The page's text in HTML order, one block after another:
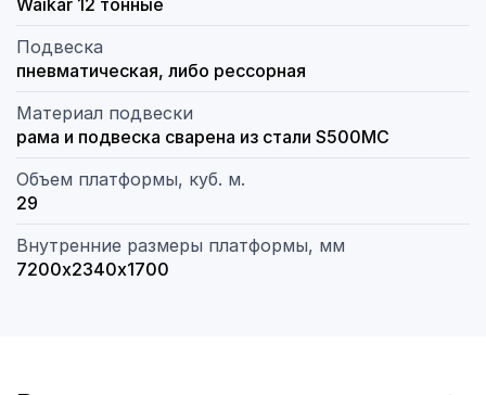
Waikar 12 тонные
Подвеска
пневматическая, либо рессорная
Материал подвески
рама и подвеска сварена из стали S500MC
Объем платформы, куб. м.
29
Внутренние размеры платформы, мм
7200х2340х1700